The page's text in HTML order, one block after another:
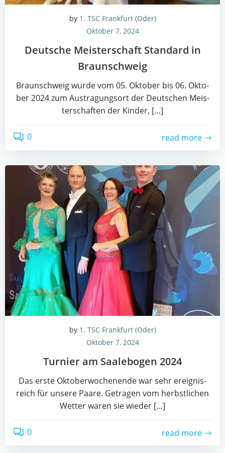
by 1. TSC Frankfurt (Oder)
Oktober 7, 2024
Deut­sche Meis­ter­schaft Stan­dard in
Braunschweig
Braun­schweig wur­de vom 05. Okto­ber bis 06. Okto­
ber 2024 zum Aus­tra­gungs­ort der Deut­schen Meis­
ter­schaf­ten der Kin­der, […]
0 read more
by 1. TSC Frankfurt (Oder)
Oktober 7, 2024
Tur­nier am Saa­le­bo­gen 2024
Das ers­te Okto­ber­wo­chen­en­de war sehr ereig­nis­
reich für unse­re Paa­re. Getra­gen vom herbst­li­chen
Wet­ter waren sie wie­der […]
0 read more